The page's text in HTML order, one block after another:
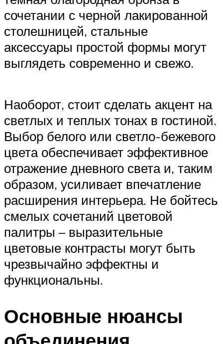
сочетании с черной лакированной
столешницей, стальные
аксессуары простой формы могут
выглядеть современно и свежо.
Наоборот, стоит сделать акцент на
светлых и теплых тонах в гостиной.
Выбор белого или светло-бежевого
цвета обеспечивает эффективное
отражение дневного света и, таким
образом, усиливает впечатление
расширения интерьера. Не бойтесь
смелых сочетаний цветовой
палитры – выразительные
цветовые контрасты могут быть
чрезвычайно эффектны и
функциональны.
Основные нюансы